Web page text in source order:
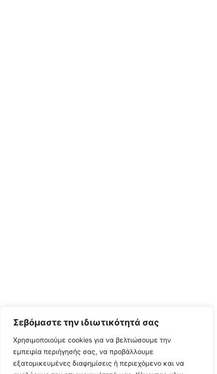
Σεβόμαστε την ιδιωτικότητά σας
Χρησιμοποιούμε cookies για να βελτιώσουμε την
εμπειρία περιήγησής σας, να προβάλλουμε
εξατομικευμένες διαφημίσεις ή περιεχόμενο και να